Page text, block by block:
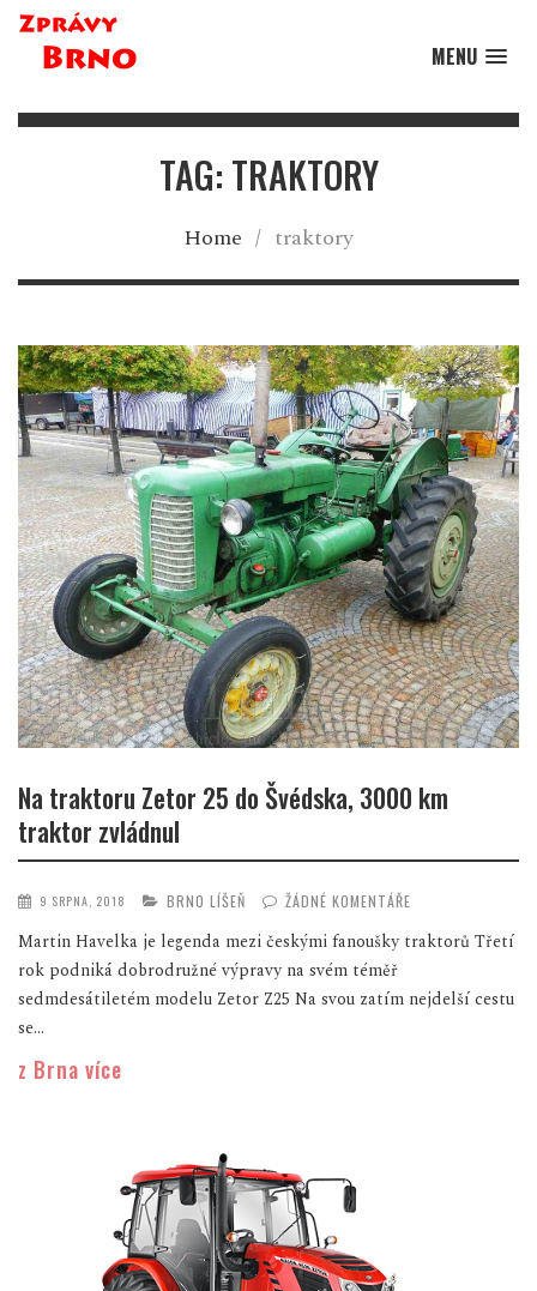
MENU
TAG: TRAKTORY
Home / traktory
Na traktoru Zetor 25 do Švédska, 3000 km
traktor zvládnul
9 SRPNA, 2018 BRNO LÍŠEŇ ŽÁDNÉ KOMENTÁŘE
Martin Havelka je legenda mezi českými fanoušky traktorů Třetí
rok podniká dobrodružné výpravy na svém téměř
sedmdesátiletém modelu Zetor Z25 Na svou zatím nejdelší cestu
se...
z Brna více